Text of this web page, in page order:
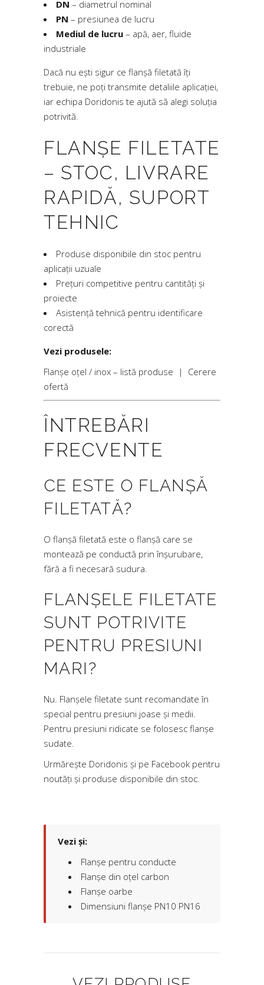
DN – diametrul nominal
PN – presiunea de lucru
Mediul de lucru – apă, aer, fluide
industriale
Dacă nu ești sigur ce flanșă filetată îți
trebuie, ne poți transmite detaliile aplicației,
iar echipa Doridonis te ajută să alegi soluția
potrivită.
FLANȘE FILETATE
– STOC, LIVRARE
RAPIDĂ, SUPORT
TEHNIC
Produse disponibile din stoc pentru
aplicații uzuale
Prețuri competitive pentru cantități și
proiecte
Asistență tehnică pentru identificare
corectă
Vezi produsele:
Flanșe oțel / inox – listă produse
| Cerere
ofertă
ÎNTREBĂRI
FRECVENTE
CE ESTE O FLANȘĂ
FILETATĂ?
O flanșă filetată este o flanșă care se
montează pe conductă prin înșurubare,
fără a fi necesară sudura.
FLANȘELE FILETATE
SUNT POTRIVITE
PENTRU PRESIUNI
MARI?
Nu. Flanșele filetate sunt recomandate în
special pentru presiuni joase și medii.
Pentru presiuni ridicate se folosesc flanșe
sudate.
Urmărește Doridonis și pe Facebook pentru
noutăți și produse disponibile din stoc.
Vezi și:
Flanșe pentru conducte
Flanșe din oțel carbon
Flanșe oarbe
Dimensiuni flanșe PN10 PN16